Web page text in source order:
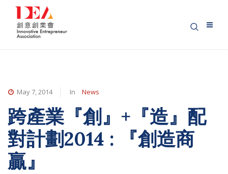
May 7, 2014 In News
跨產業『創』+『造』配
對計劃2014 : 『創造商
贏』